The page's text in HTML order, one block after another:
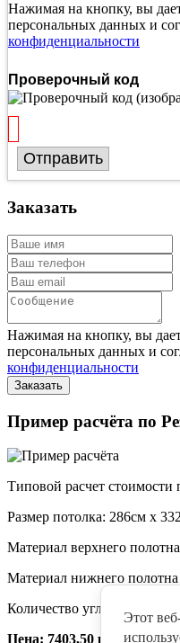
Этот
Нажимая на кнопку, вы
персональных данных и
конфиденциальности
Проверочный код
Отправить
Заказать
Нажимая на кнопку, вы
персональных данных и
конфиденциальности
Пример расчёта по
Типовой расчет стоимости
Размер потолка: 286см x
Материал верхнего
Материал нижнего
Количество углов: 4
Цена: 7403,50 руб.